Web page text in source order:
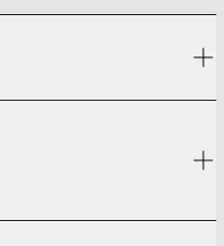
beschermende uitvoeringen.